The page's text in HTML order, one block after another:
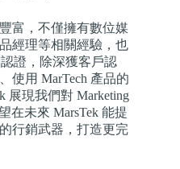
富，不僅擁有數位媒
經理等相關經驗，也
證，除深獲客戶認
使用 MarTech 產品的
展現我們對 Marketing
在未來 MarsTek 能提
行銷武器，打造更完